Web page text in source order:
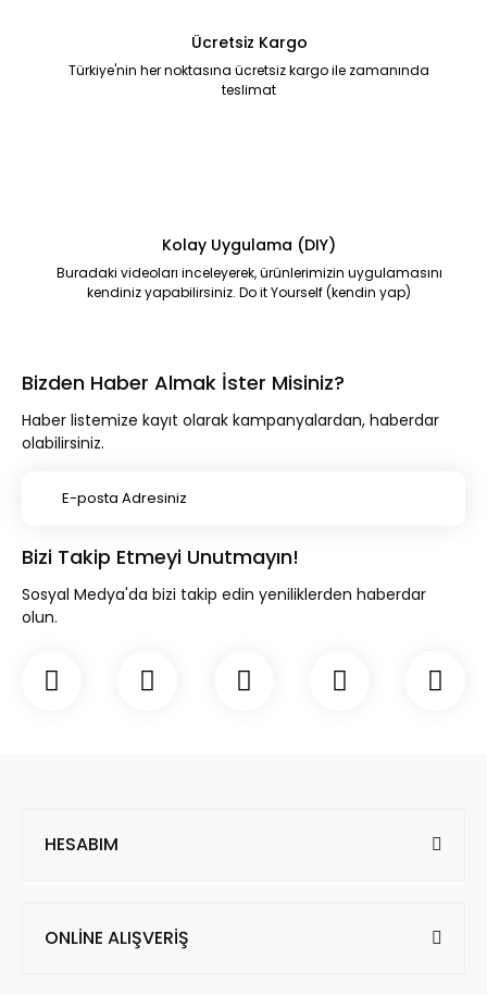
Ücretsiz Kargo
Türkiye'nin her noktasına ücretsiz kargo ile zamanında
teslimat
Kolay Uygulama (DIY)
Buradaki videoları inceleyerek, ürünlerimizin uygulamasını
kendiniz yapabilirsiniz. Do it Yourself (kendin yap)
Bizden Haber Almak İster Misiniz?
Haber listemize kayıt olarak kampanyalardan, haberdar
olabilirsiniz.
Bizi Takip Etmeyi Unutmayın!
Sosyal Medya'da bizi takip edin yeniliklerden haberdar
olun.
HESABIM
ONLİNE ALIŞVERİŞ